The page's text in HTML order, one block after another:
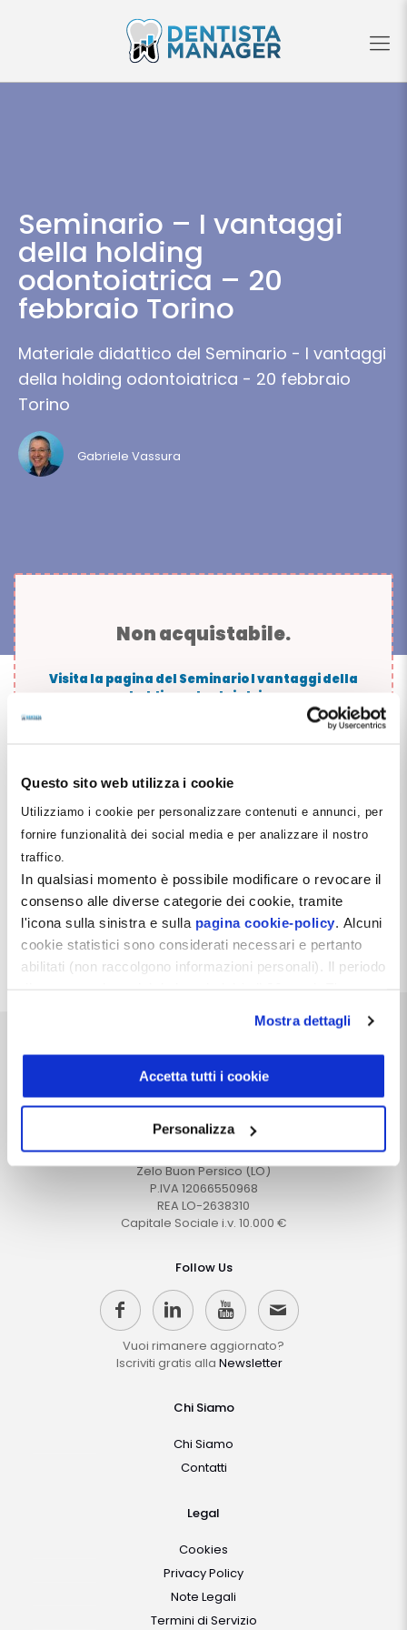
Questo sito web utilizza i cookie
Utilizziamo i cookie per personalizzare contenuti e annunci, per
fornire funzionalità dei social media e per analizzare il nostro
traffico.
In qualsiasi momento è possibile modificare o revocare il
consenso alle diverse categorie dei cookie, tramite
l'icona sulla sinistra e sulla pagina cookie-policy. Alcuni
cookie statistici sono considerati necessari e pertanto
abilitati (non raccolgono informazioni personali). Il periodo
indirizzo:dentistamanager.it/contatti-dentista-
Chiudendo questo banner tramite apposita X in alto a
Mostra dettagli
Accetta tutti i cookie
Personalizza
Seminario – I vantaggi
della holding
odontoiatrica – 20
febbraio Torino
Materiale didattico del Seminario - I vantaggi
della holding odontoiatrica - 20 febbraio
Torino
Gabriele Vassura
Probabilmente non hai fatto il Login, oppure non puoi
visualizzare questa pagina.
Non acquistabile.
Visita la pagina del Seminario I vantaggi della
holding odontoiatrica
Dentista Manager S.r.l.
Via Dante, 2
Zelo Buon Persico (LO)
P.IVA 12066550968
REA LO-2638310
Capitale Sociale i.v. 10.000 €
Follow Us
Vuoi rimanere aggiornato?
Iscriviti gratis alla Newsletter
Chi Siamo
Chi Siamo
Contatti
Legal
Cookies
Privacy Policy
Note Legali
Termini di Servizio